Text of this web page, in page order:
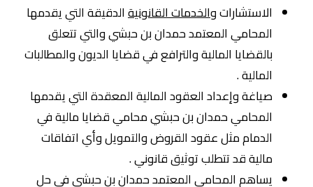
الاستشارات والخدمات القانونيةالدقيقة التي يقدمها
المحامي المعتمد حمدان بن حبشي والتي تتعلق
بالقضايا المالية والترافع في قضايا الديون والمطالبات
المالية .
صياغة وإعداد العقود المالية المعقدة التي يقدمها
المحامي حمدان بن حبشي محامي قضايا مالية في
الدمام مثل عقود القروض والتمويل وأي اتفاقات
مالية قد تتطلب توثيق قانوني .
يساهم المحامي المعتمد حمدان بن حبشي في حل